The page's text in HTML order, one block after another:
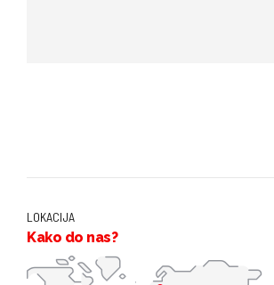
LOKACIJA
Kako do nas?